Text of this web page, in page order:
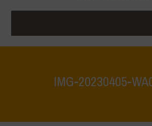
IMG-20230405-